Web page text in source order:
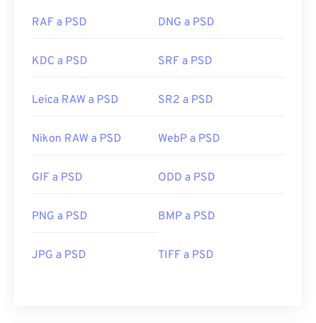
RAF a PSD DNG a PSD
KDC a PSD SRF a PSD
Leica RAW a PSD SR2 a PSD
Nikon RAW a PSD WebP a PSD
GIF a PSD ODD a PSD
PNG a PSD BMP a PSD
JPG a PSD TIFF a PSD